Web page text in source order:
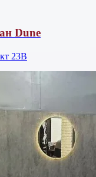
Dune
23В